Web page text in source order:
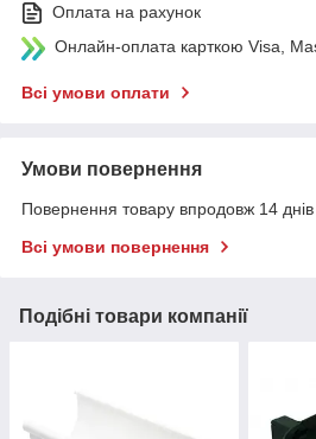
Оплата на рахунок
Онлайн-оплата карткою Visa,
Всі умови оплати
Умови повернення
Повернення товару впродовж 14
Всі умови повернення
Подібні товари компанії